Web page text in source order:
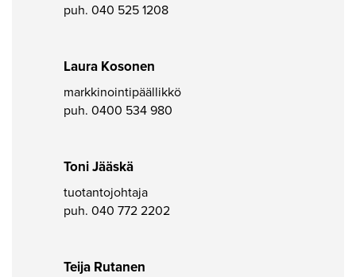
puh. 040 525 1208
Laura Kosonen
markkinointipäällikkö
puh. 0400 534 980
Toni Jääskä
tuotantojohtaja
puh. 040 772 2202
Teija Rutanen